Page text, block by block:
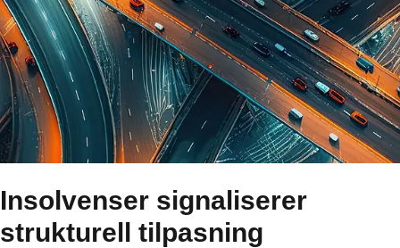
Insolvenser signaliserer
strukturell tilpasning